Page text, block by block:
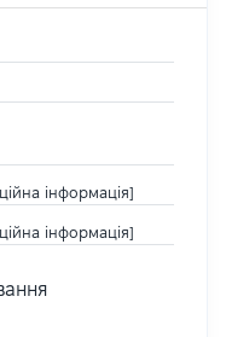
інформація]
інформація]